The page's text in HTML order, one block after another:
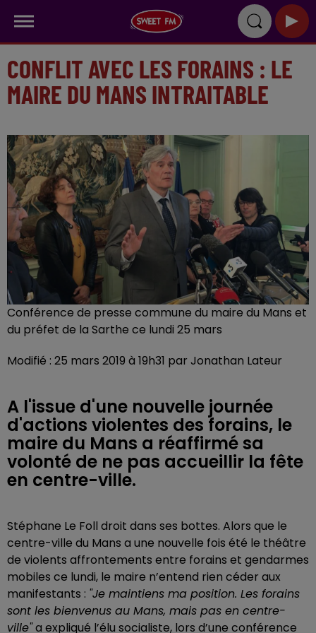
CONFLIT AVEC LES FORAINS : LE
MAIRE DU MANS INTRAITABLE
Conférence de presse commune du maire du Mans et
du préfet de la Sarthe ce lundi 25 mars
Modifié : 25 mars 2019 à 19h31 par Jonathan Lateur
A l'issue d'une nouvelle journée
d'actions violentes des forains, le
maire du Mans a réaffirmé sa
volonté de ne pas accueillir la fête
en centre-ville.
Stéphane Le Foll droit dans ses bottes. Alors que le
centre-ville du Mans a une nouvelle fois été le théâtre
de violents affrontements entre forains et gendarmes
mobiles ce lundi, le maire n’entend rien céder aux
manifestants : "Je maintiens ma position. Les forains
sont les bienvenus au Mans, mais pas en centre-
ville"a expliqué l’élu socialiste, lors d’une conférence